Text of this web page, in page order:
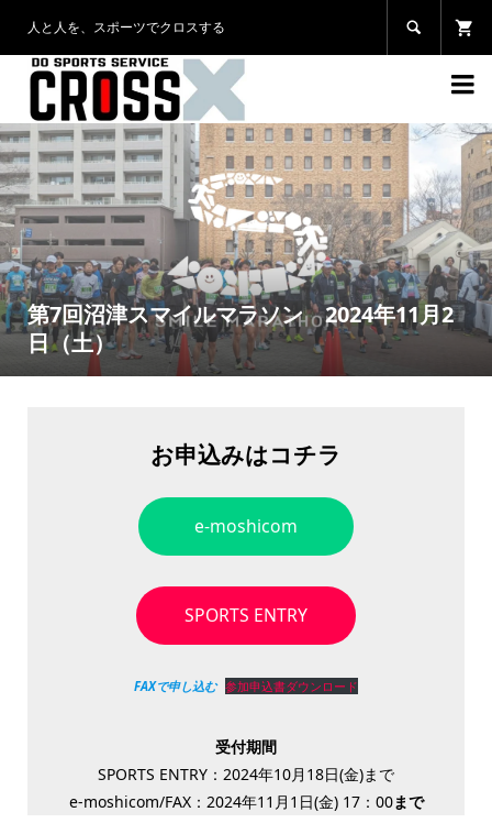
人と人を、スポーツでクロスする 

第7回沼津スマイルマラソン 2024年11月2
日（土）
お申込みはコチラ
e-moshicom
SPORTS ENTRY
FAXで申し込む 参加申込書ダウンロード
受付期間
SPORTS ENTRY：2024年10月18日(金)まで
e-moshicom/FAX：2024年11月1日(金) 17：00まで